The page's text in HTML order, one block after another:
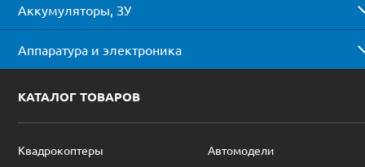
Аккумуляторы, ЗУ
Аппаратура и электроника
КАТАЛОГ ТОВАРОВ
Квадрокоптеры
Автомодели